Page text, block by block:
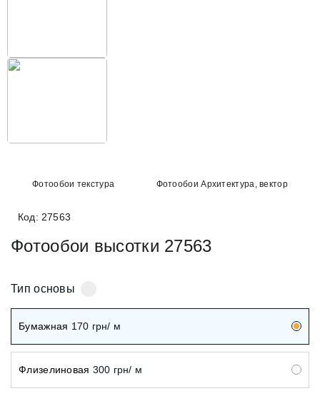
Фотообои текстура Фотообои Архитектура, вектор
Код: 27563
Фотообои высотки 27563
Тип основы
Бумажная 170 грн/ м
Флизелиновая 300 грн/ м